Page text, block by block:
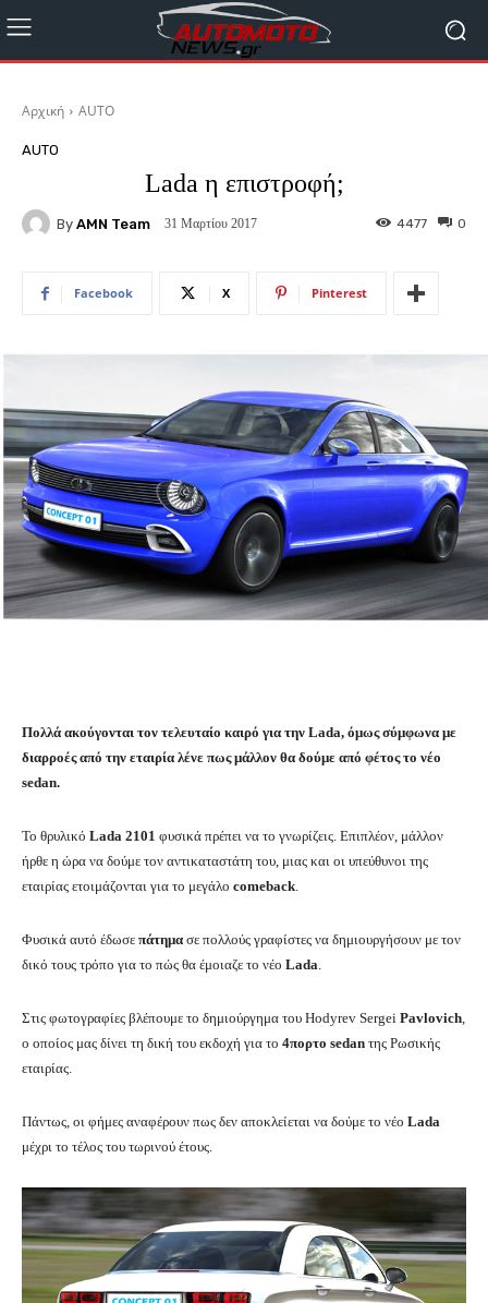
Αρχική AUTO
AUTO
Lada η επιστροφή;
By AMN Team 31 Μαρτίου 2017 0
4477
Facebook X Pinterest
Πολλά ακούγονται τον τελευταίο καιρό για την Lada, όμως σύμφωνα με
διαρροές από την εταιρία λένε πως μάλλον θα δούμε από φέτος το νέο
sedan.
Το θρυλικό Lada 2101 φυσικά πρέπει να το γνωρίζεις. Επιπλέον, μάλλον
ήρθε η ώρα να δούμε τον αντικαταστάτη του, μιας και οι υπεύθυνοι της
εταιρίας ετοιμάζονται για το μεγάλο comeback
Φυσικά αυτό έδωσε πάτημα σε πολλούς γραφίστες να δημιουργήσουν με τον
δικό τους τρόπο για το πώς θα έμοιαζε το νέο Lada
Στις φωτογραφίες βλέπουμε το δημιούργημα του Hodyrev Sergei Pavlovich
ο οποίος μας δίνει τη δική του εκδοχή για το 4πορτο sedan της Ρωσικής
εταιρίας.
Πάντως, οι φήμες αναφέρουν πως δεν αποκλείεται να δούμε το νέο Lada
μέχρι το τέλος του τωρινού έτους.